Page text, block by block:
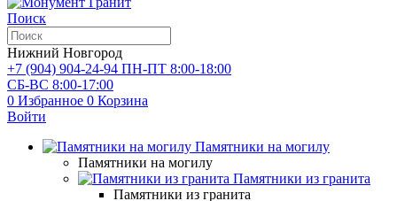
Поиск
Нижний Новгород
+7 (904) 904-24-94 ПН-ПТ 8:00-18:00
СБ-ВС 8:00-17:00
0 Избранное 0 Корзина
Войти
Памятники на могилу
Памятники на могилу
Памятники из гранита
Памятники из гранита